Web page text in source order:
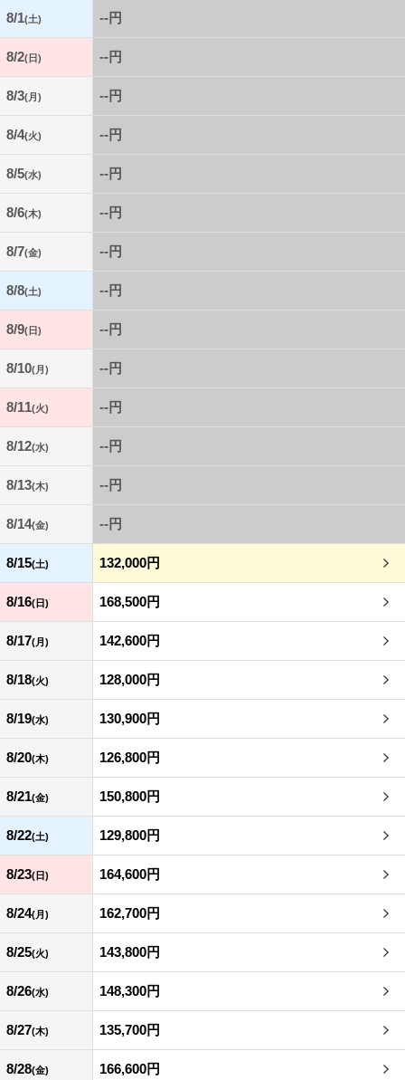
8/1(土) --円
8/2(日) --円
8/3(月) --円
8/4(火) --円
8/5(水) --円
8/6(木) --円
8/7(金) --円
8/8(土) --円
8/9(日) --円
8/10(月) --円
8/11(火) --円
8/12(水) --円
8/13(木) --円
8/14(金) --円
8/15(土) 132,000円
8/16(日) 168,500円
8/17(月) 142,600円
8/18(火) 128,000円
8/19(水) 130,900円
8/20(木) 126,800円
8/21(金) 150,800円
8/22(土) 129,800円
8/23(日) 164,600円
8/24(月) 162,700円
8/25(火) 143,800円
8/26(水) 148,300円
8/27(木) 135,700円
8/28(金) 166,600円